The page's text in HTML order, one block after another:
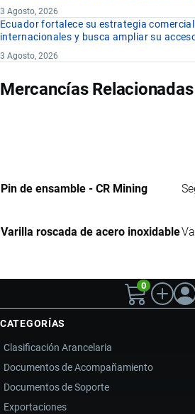
3 Agosto, 2026
Ecuador fortalece su estrategia
internacionales y busca ampliar su
3 Agosto, 2026
Mercancías Relacionadas
Pin de ensamble - CR Mining
Varilla roscada de acero inoxidable
0
CATEGORÍAS
Clasificación Arancelaria
Documentos de Acompañamiento
Documentos de Soporte
Exportaciones